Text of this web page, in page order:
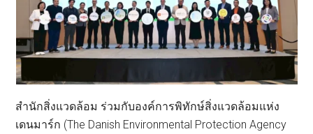
สำนักสิ่งแวดล้อม ร่วมกับองค์การพิทักษ์สิ่งแวดล้อมแห่ง
เดนมาร์ก (The Danish Environmental Protection Agency